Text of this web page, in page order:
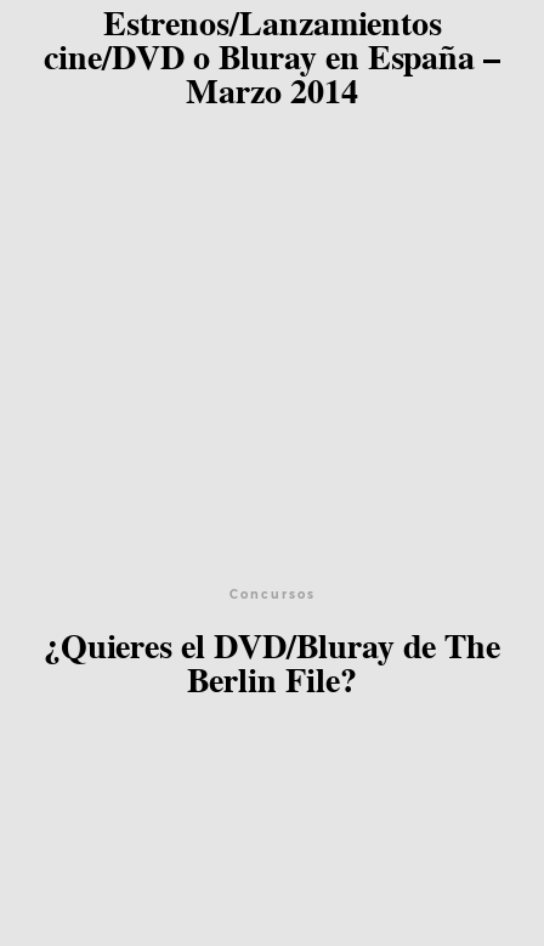
Estrenos/Lanzamientos
cine/DVD o Bluray en España –
Marzo 2014
Concursos
¿Quieres el DVD/Bluray de The
Berlin File?